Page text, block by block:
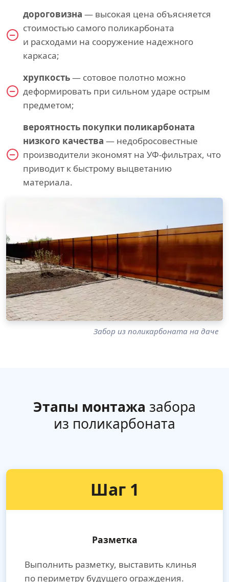
дороговизна — высокая цена объясняется
стоимостью самого поликарбоната
и расходами на сооружение надежного
каркаса;
хрупкость— сотовое полотно можно
деформировать при сильном ударе острым
предметом;
вероятность покупки поликарбоната
низкого качества — недобросовестные
производители экономят на УФ-фильтрах, что
приводит к быстрому выцветанию
материала.
Забор из поликарбоната на даче
Этапы монтажа забора
из поликарбоната
Шаг 1
Разметка
Выполнить разметку, выставить клинья
по периметру будущего ограждения.